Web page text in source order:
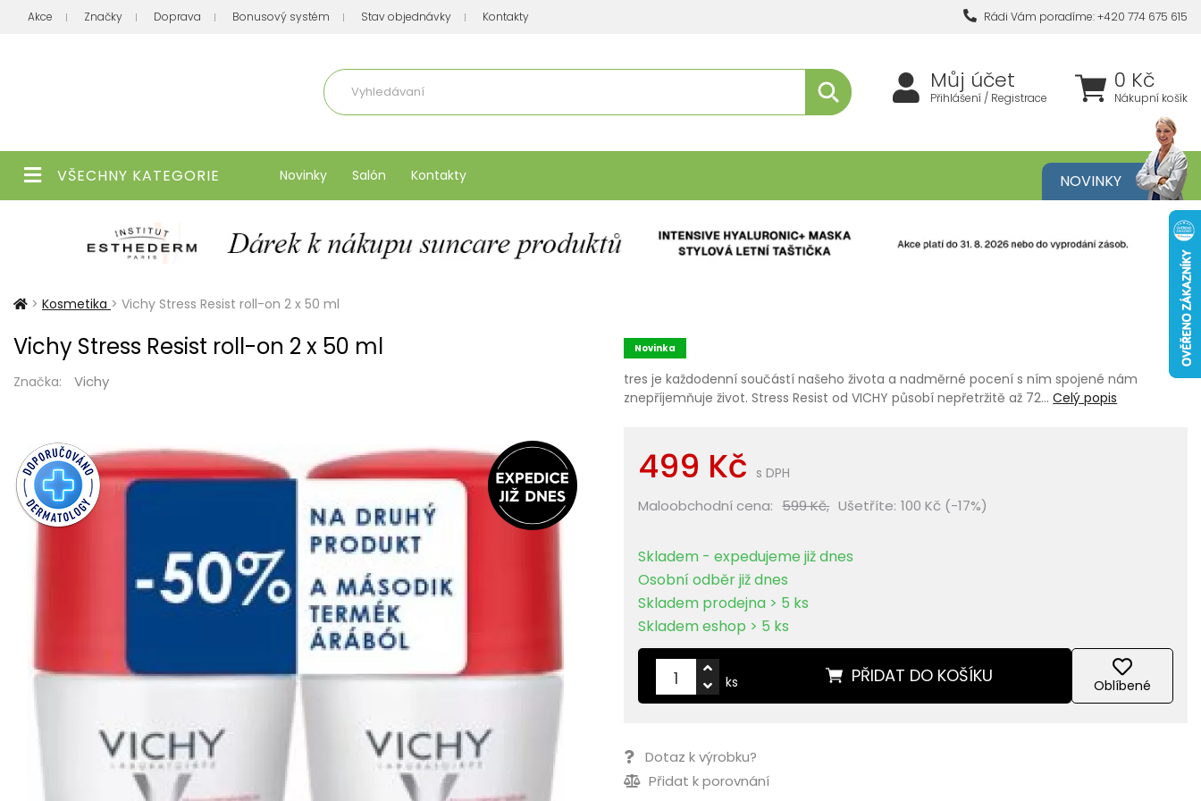
Akce Značky Doprava Bonusový systém Stav objednávky Kontakty Rádi Vám poradíme: +420 774 675 615
0 Kč
Nákupní košík
Můj účet
Přihlášení / Registrace
VŠECHNY KATEGORIE Novinky Salón Kontakty NOVINKY
> Kosmetika > Vichy Stress Resist roll-on 2 x 50 ml
Vichy Stress Resist roll-on 2 x 50 ml
Značka: Vichy
Novinka
tres je každodenní součástí našeho života a nadměrné pocení s ním spojené nám
znepříjemňuje život. Stress Resist od VICHY působí nepřetržitě až 72…Celý popis
499 Kč s DPH
Maloobchodní cena: 599 Kč, Ušetříte: 100 Kč (-17%)
Skladem - expedujeme již dnes
Osobní odběr již dnes
Skladem prodejna > 5 ks
Skladem eshop > 5 ks
PŘIDAT DO KOŠÍKU
ks Oblíbené
Dotaz k výrobku?
Přidat k porovnání